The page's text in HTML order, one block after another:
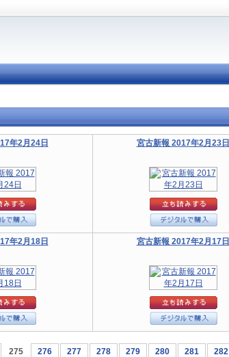
年2月24日 宮古新報 2017年2月23日
年2月18日 宮古新報 2017年2月17日
275 276 277 278 279 280 281 282